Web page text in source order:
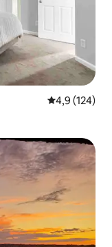
Note
4,9 (124)